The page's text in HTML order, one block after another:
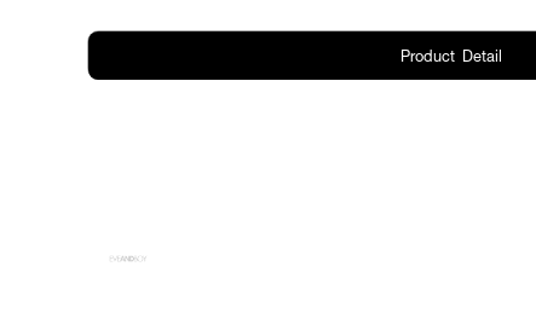
Product Detail